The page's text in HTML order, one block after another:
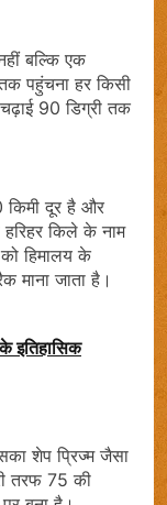
बल्कि एक
पहुंचना हर किसी
90 डिग्री तक
किमी दूर है और
किले के नाम
हिमालय के
माना जाता है।
इतिहासिक
शेप प्रिज्म जैसा
तरफ 75 की